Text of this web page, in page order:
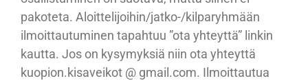
pakoteta. Aloittelijoihin/jatko-/kilparyhmään
ilmoittautuminen tapahtuu ”ota yhteyttä” linkin
kautta. Jos on kysymyksiä niin ota yhteyttä
kuopion.kisaveikot @ gmail.com. Ilmoittautua